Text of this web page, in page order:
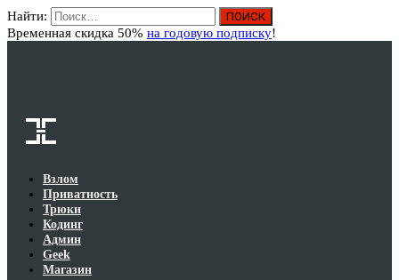
Найти:
Временная скидка 50% на годовую подписку!
Взлом
Приватность
Трюки
Кодинг
Админ
Geek
Магазин